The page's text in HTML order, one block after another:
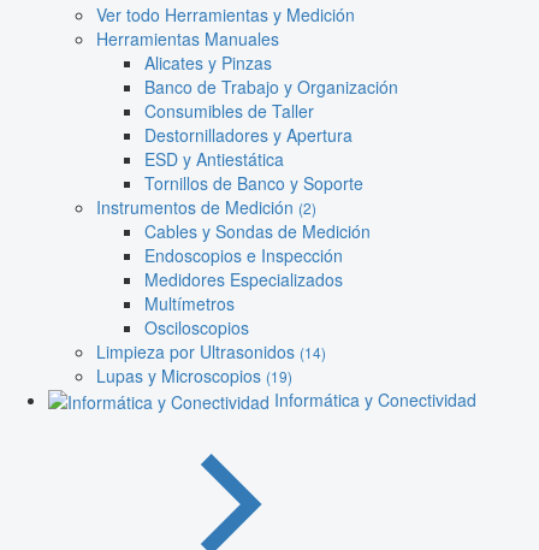
Ver todo Herramientas y Medición
Herramientas Manuales
Alicates y Pinzas
Banco de Trabajo y Organización
Consumibles de Taller
Destornilladores y Apertura
ESD y Antiestática
Tornillos de Banco y Soporte
Instrumentos de Medición (2)
Cables y Sondas de Medición
Endoscopios e Inspección
Medidores Especializados
Multímetros
Osciloscopios
Limpieza por Ultrasonidos (14)
Lupas y Microscopios (19)
Informática y Conectividad